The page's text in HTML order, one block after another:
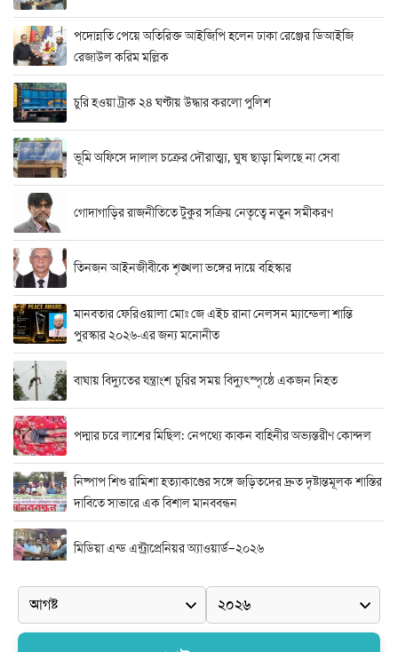
পদোন্নতি পেয়ে অতিরিক্ত আইজিপি হলেন ঢাকা রেঞ্জের ডিআইজি
রেজাউল করিম মল্লিক
চুরি হওয়া ট্রাক ২৪ ঘণ্টায় উদ্ধার করলো পুলিশ
ভূমি অফিসে দালাল চক্রের দৌরাত্ম্য, ঘুষ ছাড়া মিলছে না সেবা
গোদাগাড়ির রাজনীতিতে টুকুর সক্রিয় নেতৃত্বে নতুন সমীকরণ
তিনজন আইনজীবীকে শৃঙ্খলা ভঙ্গের দায়ে বহিস্কার
মানবতার ফেরিওয়ালা মোঃ জে এইচ রানা নেলসন ম্যান্ডেলা শান্তি
পুরস্কার ২০২৬-এর জন্য মনোনীত
বাঘায় বিদ্যুতের যন্ত্রাংশ চুরির সময় বিদ্যুৎস্পৃষ্ঠে একজন নিহত
পদ্মার চরে লাশের মিছিল: নেপথ্যে কাকন বাহিনীর অভ্যন্তরীণ কোন্দল
নিষ্পাপ শিশু রামিশা হত্যাকাণ্ডের সঙ্গে জড়িতদের দ্রুত দৃষ্টান্তমূলক শাস্তির
দাবিতে সাভারে এক বিশাল মানববন্ধন
মিডিয়া এন্ড এন্ট্রাপ্রেনিয়র অ্যাওয়ার্ড–২০২৬
র‍্যাবের বিশেষ অভিযান: বিদেশি পিস্তল, গুলি, মাদক ও নগদ অর্থ উদ্ধার,